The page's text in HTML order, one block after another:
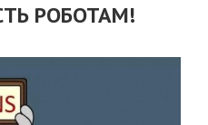
РОБОТАМ!